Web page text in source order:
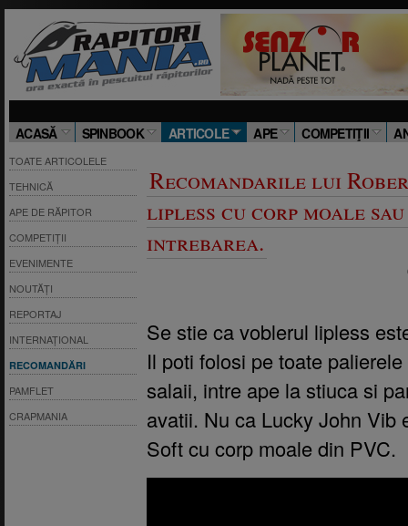
ACASĂ SPINBOOK ARTICOLE APE COMPETIŢII
TOATE ARTICOLELE
TEHNICĂ
APE DE RĂPITOR
COMPETIȚII
EVENIMENTE
NOUTĂȚI
REPORTAJ
INTERNAȚIONAL
RECOMANDĂRI
PAMFLET
CRAPMANIA
Recomandarile lui
lipless cu corp moale
intrebarea.
Se stie ca voblerul lipless
Il poti folosi pe toate
salaii, intre ape la stiuca si
avatii. Nu ca Lucky John Vib
Soft cu corp moale din PVC.